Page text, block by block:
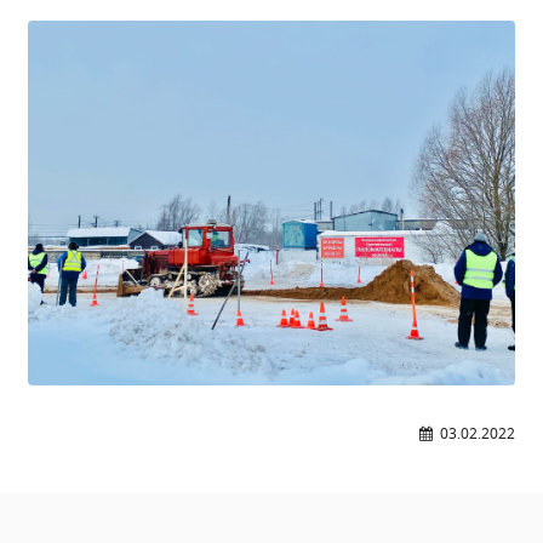
Образование
Материально-техническое обеспечение и
оснащенность образовательного процесса.
Доступная среда
Стипендии и меры поддержки обучающихся
Платные образовательные услуги
Финансово-хозяйственная деятельность
Вакантные места для приёма (перевода)
Международное сотрудничество
03.02.2022